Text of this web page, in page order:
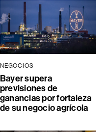
NEGOCIOS
Bayer supera
previsiones de
ganancias por fortaleza
de su negocio agrícola